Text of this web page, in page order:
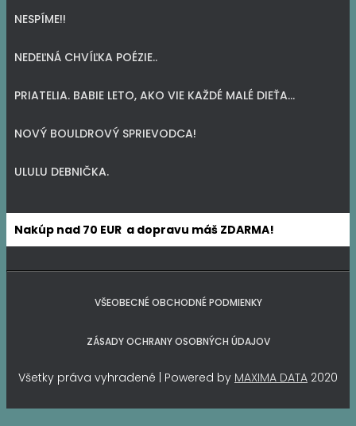
NESPÍME!!
NEDEĽNÁ CHVÍĽKA POÉZIE..
PRIATELIA. BABIE LETO, AKO VIE KAŽDÉ MALÉ DIEŤA…
NOVÝ BOULDROVÝ SPRIEVODCA!
ULULU DEBNIČKA.
Nakúp nad 70 EUR a dopravu máš ZDARMA!
VŠEOBECNÉ OBCHODNÉ PODMIENKY
ZÁSADY OCHRANY OSOBNÝCH ÚDAJOV
Všetky práva vyhradené | Powered by MAXIMA DATA 2020